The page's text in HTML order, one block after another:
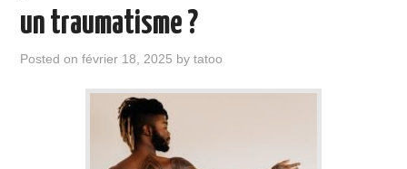
un traumatisme ?
Posted onfévrier 18, 2025 bytatoo